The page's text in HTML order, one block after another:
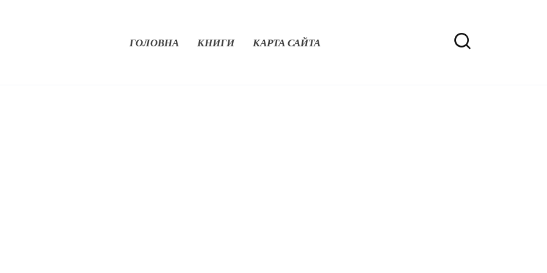
ГОЛОВНА КНИГИ КАРТА САЙТА